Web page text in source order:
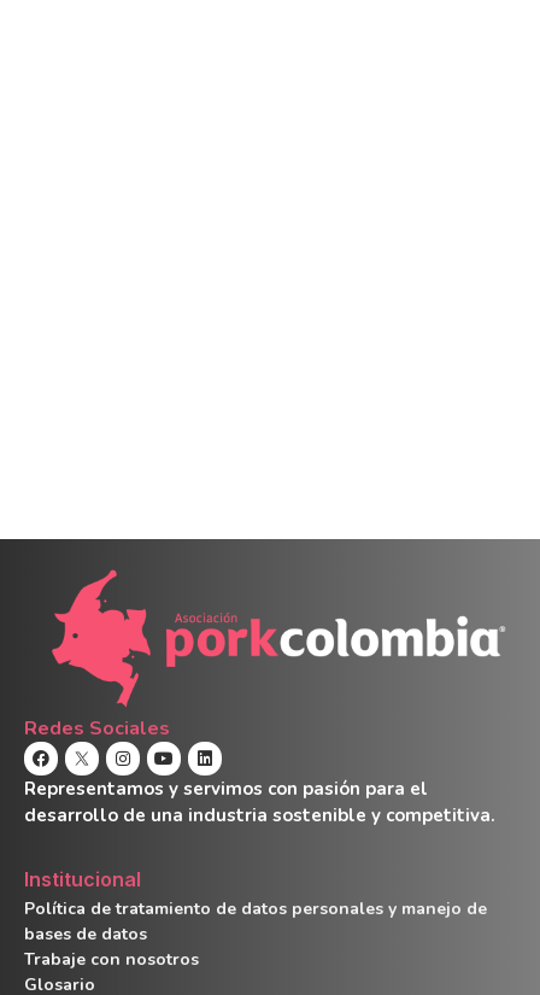
Redes Sociales
Representamos y servimos con pasión para el
desarrollo de una industria sostenible y competitiva.
Institucional
Política de tratamiento de datos personales y manejo de
bases de datos
Trabaje con nosotros
Glosario